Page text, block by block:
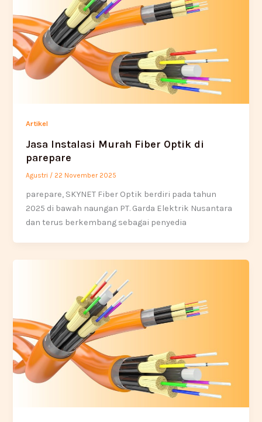
Artikel
Jasa Instalasi Murah Fiber Optik di
parepare
Agustri / 22 November 2025
parepare, SKYNET Fiber Optik berdiri pada tahun
2025 di bawah naungan PT. Garda Elektrik Nusantara
dan terus berkembang sebagai penyedia